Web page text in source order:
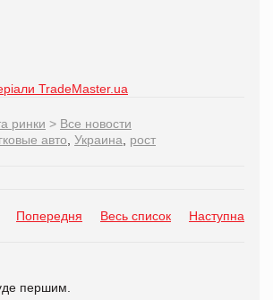
TradeMaster.ua
ринки > Все новости
авто Украина рост
Попередня Весь список Наступна
першим.